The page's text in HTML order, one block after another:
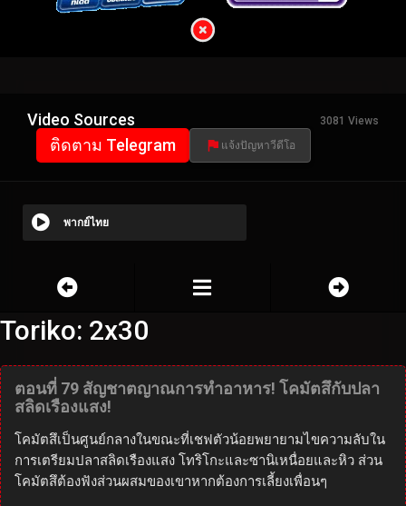
Video Sources 3081 Views
ติดตาม Telegram แจ้งปัญหาวีดีโอ
พากย์ไทย
Toriko: 2x30
ตอนที่ 79 สัญชาตญาณการทำอาหาร! โคมัตสึกับปลา
สลิดเรืองแสง!
โคมัตสึเป็นศูนย์กลางในขณะที่เชฟตัวน้อยพยายามไขความลับใน
การเตรียมปลาสลิดเรืองแสง โทริโกะและซานิเหนื่อยและหิว ส่วน
โคมัตสึต้องฟังส่วนผสมของเขาหากต้องการเลี้ยงเพื่อนๆ